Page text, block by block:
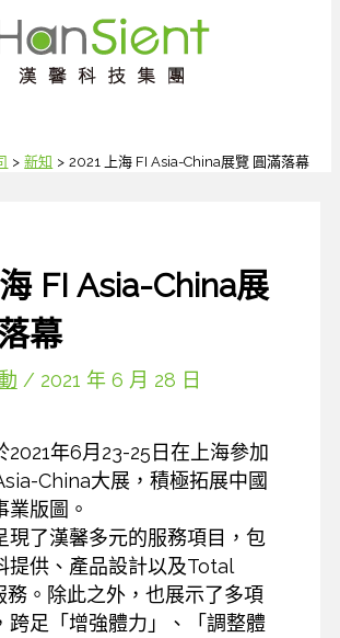
新知 2021 上海 FI Asia-China展覽 圓滿落幕
FI Asia-China展
幕
/ 2021 年 6 月 28 日
2021年6月23-25日在上海參加
China大展，積極拓展中國
業版圖。
現了漢馨多元的服務項目，包
提供、產品設計以及Total
。除此之外，也展示了多項
跨足「增強體力」、「調整體